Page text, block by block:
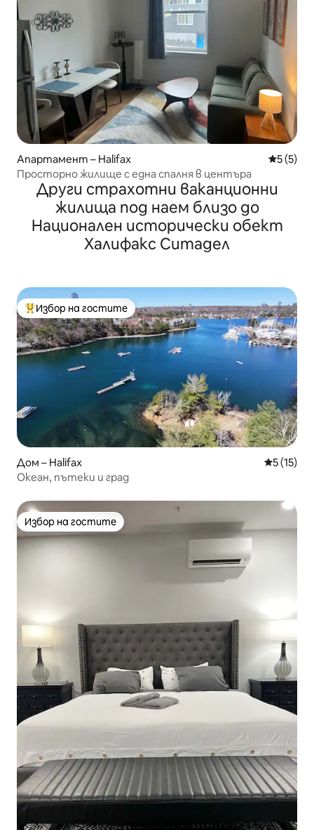
Апартамент – Halifax Средна
5 (5)
Просторно жилище с една спалня в центъра
Други страхотни ваканционни
жилища под наем близо до
Национален исторически обект
Халифакс Ситадел
Най-популярен избор на гостите
Избор на гостите
Дом – Halifax Средна
5 (15)
Океан, пътеки и град
Избор на гостите
Избор на гостите